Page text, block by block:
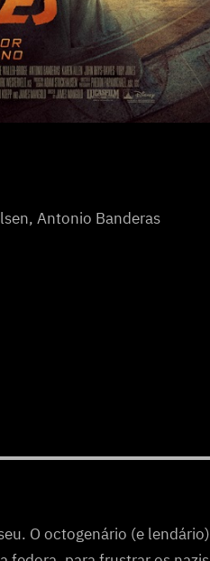
Antonio Banderas
O octogenário (e lendário)